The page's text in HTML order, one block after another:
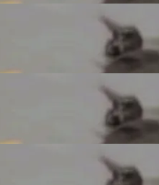
非作者本身
略配售对
其中，Dee
多次传递同
时会拒绝包
核...
投票中获得
迈入新的发
“AI版维基百